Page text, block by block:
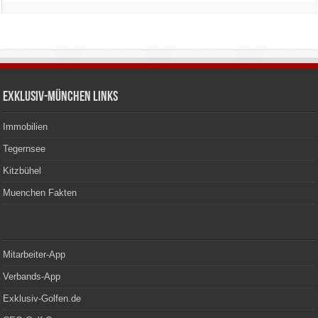
Exklusiv-München Links
Immobilien
Tegernsee
Kitzbühel
Muenchen Fakten
Mitarbeiter-App
Verbands-App
Exklusiv-Golfen.de